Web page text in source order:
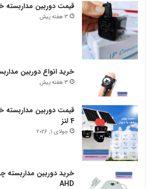
قیمت دوربین
3 هفته پیش
خرید انواع دوربین
3 هفته پیش
قیمت دوربین
4 لنز
جولای 1, 2026
AHD